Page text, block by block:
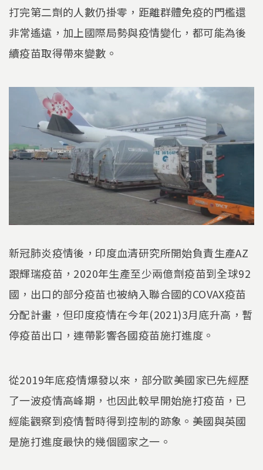
打完第二劑的人數仍掛零，距離群體免疫的門檻還
非常遙遠，加上國際局勢與疫情變化，都可能為後
續疫苗取得帶來變數。
新冠肺炎疫情後，印度血清研究所開始負責生產AZ
跟輝瑞疫苗，2020年生產至少兩億劑疫苗到全球92
國，出口的部分疫苗也被納入聯合國的COVAX疫苗
分配計畫，但印度疫情在今年(2021)3月底升高，暫
停疫苗出口，連帶影響各國疫苗施打進度。
從2019年底疫情爆發以來，部分歐美國家已先經歷
了一波疫情高峰期，也因此較早開始施打疫苗，已
經能觀察到疫情暫時得到控制的跡象。美國與英國
是施打進度最快的幾個國家之一。